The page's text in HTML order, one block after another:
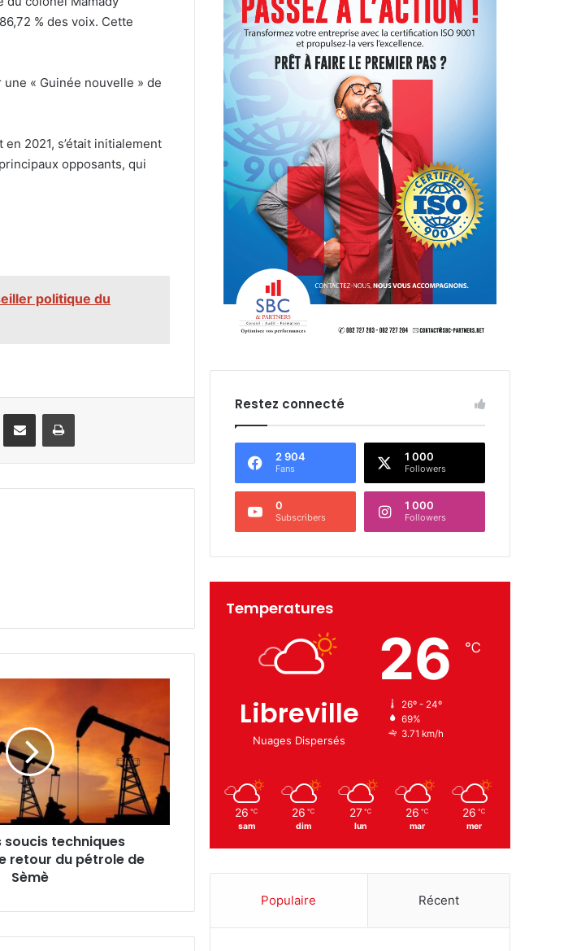
% des voix. Cette
« Guinée nouvelle » de
2021, s’était initialement
opposants, qui
politique du
Partager par email Imprimer
soucis techniques
retour du pétrole de
Sèmè
Restez connecté
2 904
Fans
1 000
Followers
0
Subscribers
1 000
Followers
Temperatures
Libreville
Nuages Dispersés
26 ℃
26º - 24º
69%
3.71 km/h
26 ℃
sam
26 ℃
dim
27 ℃
lun
26 ℃
mar
26 ℃
mer
Populaire Récent